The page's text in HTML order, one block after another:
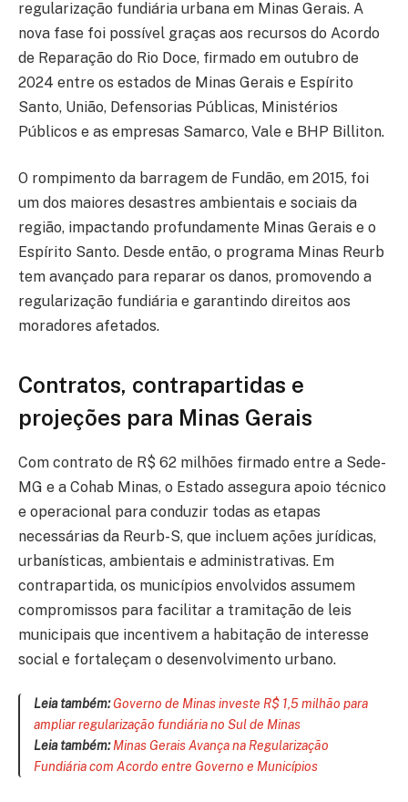
regularização fundiária urbana em Minas Gerais. A
nova fase foi possível graças aos recursos do Acordo
de Reparação do Rio Doce, firmado em outubro de
2024 entre os estados de Minas Gerais e Espírito
Santo, União, Defensorias Públicas, Ministérios
Públicos e as empresas Samarco, Vale e BHP Billiton.
O rompimento da barragem de Fundão, em 2015, foi
um dos maiores desastres ambientais e sociais da
região, impactando profundamente Minas Gerais e o
Espírito Santo. Desde então, o programa Minas Reurb
tem avançado para reparar os danos, promovendo a
regularização fundiária e garantindo direitos aos
moradores afetados.
Contratos, contrapartidas e
projeções para Minas Gerais
Com contrato de R$ 62 milhões firmado entre a Sede-
MG e a Cohab Minas, o Estado assegura apoio técnico
e operacional para conduzir todas as etapas
necessárias da Reurb-S, que incluem ações jurídicas,
urbanísticas, ambientais e administrativas. Em
contrapartida, os municípios envolvidos assumem
compromissos para facilitar a tramitação de leis
municipais que incentivem a habitação de interesse
social e fortaleçam o desenvolvimento urbano.
Leia também: Governo de Minas investe R$ 1,5 milhão para
ampliar regularização fundiária no Sul de Minas
Leia também: Minas Gerais Avança na Regularização
Fundiária com Acordo entre Governo e Municípios